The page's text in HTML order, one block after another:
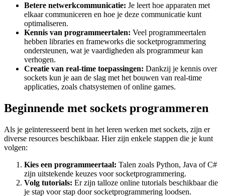
Betere netwerkcommunicatie: Je leert hoe apparaten met
elkaar communiceren en hoe je deze communicatie kunt
optimaliseren.
Kennis van programmeertalen: Veel programmeertalen
hebben libraries en frameworks die socketprogrammering
ondersteunen, wat je vaardigheden als programmeur kan
verhogen.
Creatie van real-time toepassingen: Dankzij je kennis over
sockets kun je aan de slag met het bouwen van real-time
applicaties, zoals chatsystemen of online games.
Beginnende met sockets programmeren
Als je geïnteresseerd bent in het leren werken met sockets, zijn er
diverse resources beschikbaar. Hier zijn enkele stappen die je kunt
volgen:
Kies een programmeertaal: Talen zoals Python, Java of C#
zijn uitstekende keuzes voor socketprogrammering.
Volg tutorials: Er zijn talloze online tutorials beschikbaar die
je stap voor stap door socketprogrammering loodsen.